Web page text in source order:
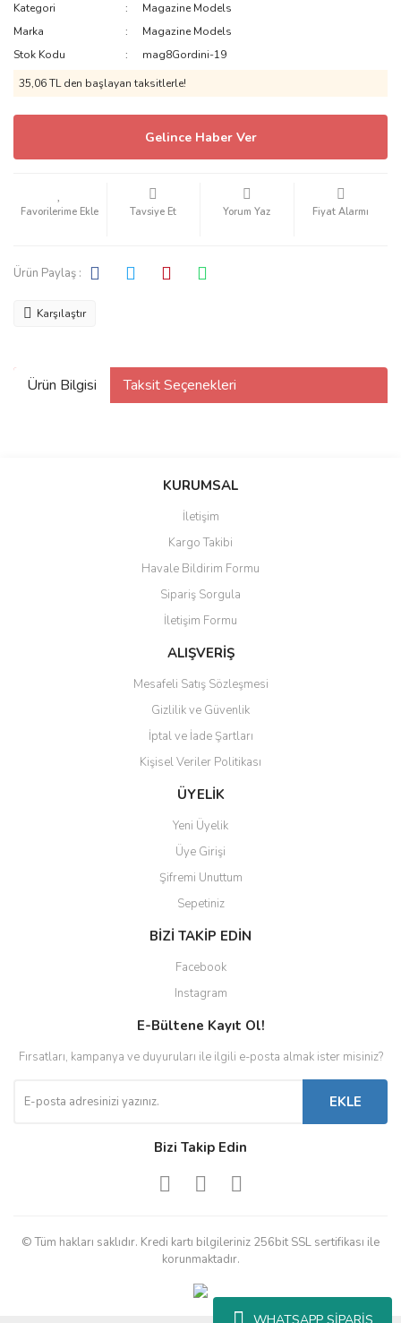
WHATSAPP SİPARİŞ
Kategori
Magazine Models
Marka
Magazine Models
Stok Kodu
mag8Gordini-19
35,06 TL den başlayan taksitlerle!
Gelince Haber Ver
Tavsiye Et Yorum Yaz Fiyat Alarmı
Ürün Paylaş :
Karşılaştır
Ürün Bilgisi Taksit Seçenekleri
KURUMSAL
İletişim
Kargo Takibi
Havale Bildirim Formu
Sipariş Sorgula
İletişim Formu
ALIŞVERİŞ
Mesafeli Satış Sözleşmesi
Gizlilik ve Güvenlik
İptal ve İade Şartları
Kişisel Veriler Politikası
ÜYELİK
Yeni Üyelik
Üye Girişi
Şifremi Unuttum
Sepetiniz
BİZİ TAKİP EDİN
Facebook
Instagram
E-Bültene Kayıt Ol!
Fırsatları, kampanya ve duyuruları ile ilgili e-posta almak ister misiniz?
EKLE
Bizi Takip Edin
© Tüm hakları saklıdır. Kredi kartı bilgileriniz 256bit SSL sertifikası ile
korunmaktadır.